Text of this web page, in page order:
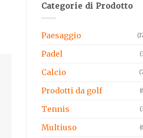
Categorie di Prodotto
Paesaggio
Padel
Calcio
Prodotti da golf
Tennis
Multiuso